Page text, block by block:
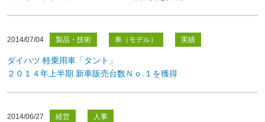
2014/07/04 製品・技術 車（モデル） 実績
ダイハツ 軽乗用車「タント」
２０１４年上半期 新車販売台数Ｎｏ.１を獲得
2014/06/27 経営 人事